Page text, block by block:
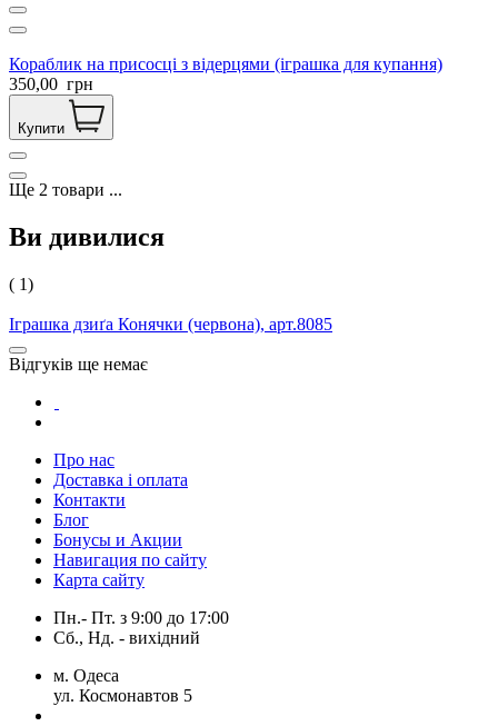
Кораблик на присосці з відерцями (іграшка для купання)
350,00 грн
Купити
Ще 2 товари ...
Ви дивилися
( 1)
Іграшка дзиґа Конячки (червона), арт.8085
Відгуків ще немає
Про нас
Доставка і оплата
Контакти
Блог
Бонусы и Акции
Навигация по сайту
Карта сайту
Пн.- Пт. з 9:00 до 17:00
Сб., Нд. - вихідний
м. Одеса
ул. Космонавтов 5